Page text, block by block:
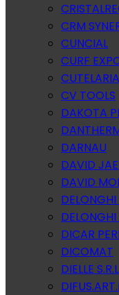
CRM
CUNCIAL
CURF
CV TOOLS
DAKOTA
DARNAU
DAVID
DAVID
DICAR
DICOMAT
DIELLE